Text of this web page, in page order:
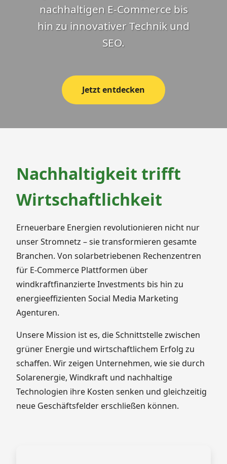
nachhaltigen E-Commerce bis
hin zu innovativer Technik und
SEO.
Jetzt entdecken
Nachhaltigkeit trifft
Wirtschaftlichkeit
Erneuerbare Energien revolutionieren nicht nur
unser Stromnetz – sie transformieren gesamte
Branchen. Von solarbetriebenen Rechenzentren
für E-Commerce Plattformen über
windkraftfinanzierte Investments bis hin zu
energieeffizienten Social Media Marketing
Agenturen.
Unsere Mission ist es, die Schnittstelle zwischen
grüner Energie und wirtschaftlichem Erfolg zu
schaffen. Wir zeigen Unternehmen, wie sie durch
Solarenergie, Windkraft und nachhaltige
Technologien ihre Kosten senken und gleichzeitig
neue Geschäftsfelder erschließen können.